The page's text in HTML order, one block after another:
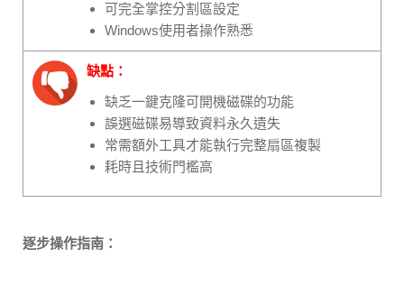
可完全掌控分割區設定
Windows使用者操作熟悉
缺點：
缺乏一鍵克隆可開機磁碟的功能
誤選磁碟易導致資料永久遺失
常需額外工具才能執行完整扇區複製
耗時且技術門檻高
逐步操作指南：